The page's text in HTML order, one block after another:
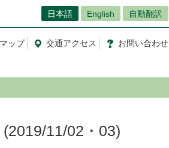
日本語 English 自動翻訳
ップ 交通アクセス お問い合わせ
11/02・03)